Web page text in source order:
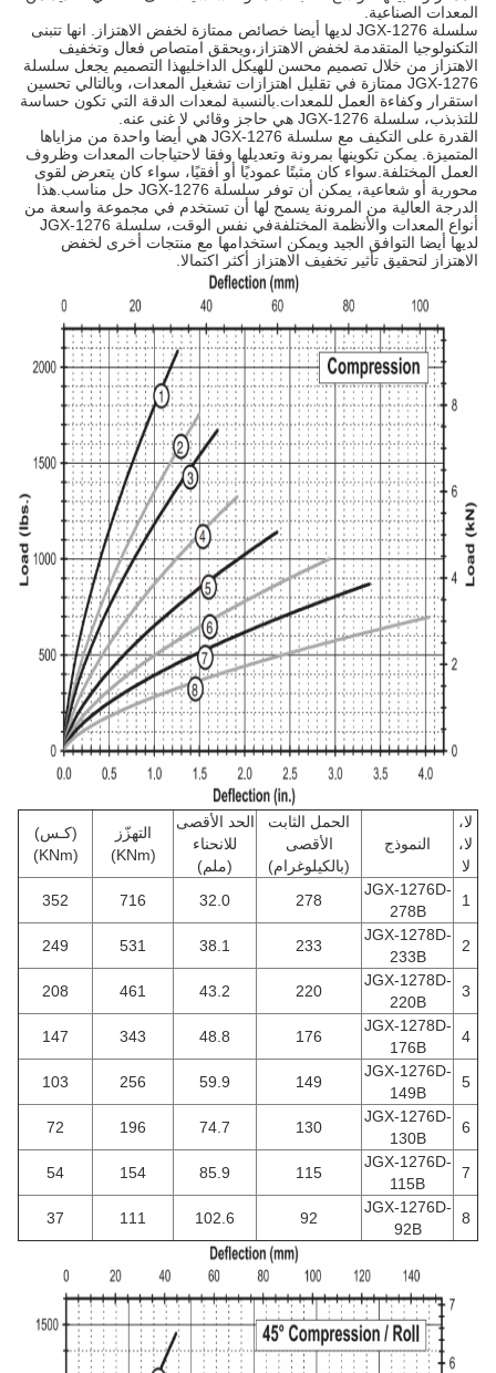
المعدات الصناعية.
سلسلة JGX-1276 لديها أيضا خصائص ممتازة لخفض الاهتزاز. انها تتبنى
التكنولوجيا المتقدمة لخفض الاهتزاز،ويحقق امتصاص فعال وتخفيف
الاهتزاز من خلال تصميم محسن للهيكل الداخليهذا التصميم يجعل سلسلة
JGX-1276 ممتازة في تقليل اهتزازات تشغيل المعدات، وبالتالي تحسين
استقرار وكفاءة العمل للمعدات.بالنسبة لمعدات الدقة التي تكون حساسة
للتذبذب، سلسلة JGX-1276 هي حاجز وقائي لا غنى عنه.
القدرة على التكيف مع سلسلة JGX-1276 هي أيضا واحدة من مزاياها
المتميزة. يمكن تكوينها بمرونة وتعديلها وفقا لاحتياجات المعدات وظروف
العمل المختلفة.سواء كان مثبتًا عموديًا أو أفقيًا، سواء كان يتعرض لقوى
محورية أو شعاعية، يمكن أن توفر سلسلة JGX-1276 حل مناسب.هذا
الدرجة العالية من المرونة يسمح لها أن تستخدم في مجموعة واسعة من
أنواع المعدات والأنظمة المختلفةفي نفس الوقت، سلسلة JGX-1276
لديها أيضا التوافق الجيد ويمكن استخدامها مع منتجات أخرى لخفض
الاهتزاز لتحقيق تأثير تخفيف الاهتزاز أكثر اكتمالا.
لا،
لا،
لا
النموذج
الحمل الثابت
الأقصى
(بالكيلوغرام)
الحد الأقصى
للانحناء
(ملم)
التهزّز
(كـس)
JGX-1276D-
278B
278
32.0
716
352
2
JGX-1278D-
233B
233
38.1
531
249
3
JGX-1278D-
220B
220
43.2
461
208
4
JGX-1278D-
176B
176
48.8
343
147
5
JGX-1276D-
149B
149
59.9
256
103
6
JGX-1276D-
130B
130
74.7
196
72
7
JGX-1276D-
115B
115
85.9
154
54
8
JGX-1276D-
92B
92
102.6
111
37